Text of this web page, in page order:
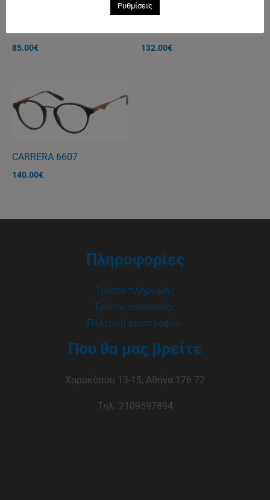
85.00€ 132.00€
CARRERA 6607
140.00€
Πληροφορίες
Τρόποι πληρωμής
Τρόποι αποστολής
Πολιτική επιστροφών
Που θα μας βρείτε
Χαροκόπου 13-15, Αθήνα 176 72
Τηλ. 2109597894
Ρυθμίσεις